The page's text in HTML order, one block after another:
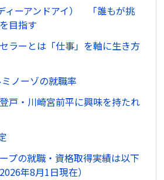
ィーアンドアイ） 「誰もが挑
目指す
ラーとは「仕事」を軸に生き方
ノーゾの就職率
戸・川崎宮前平に興味を持たれ
プの就職・資格取得実績は以下
年8月1日現在）